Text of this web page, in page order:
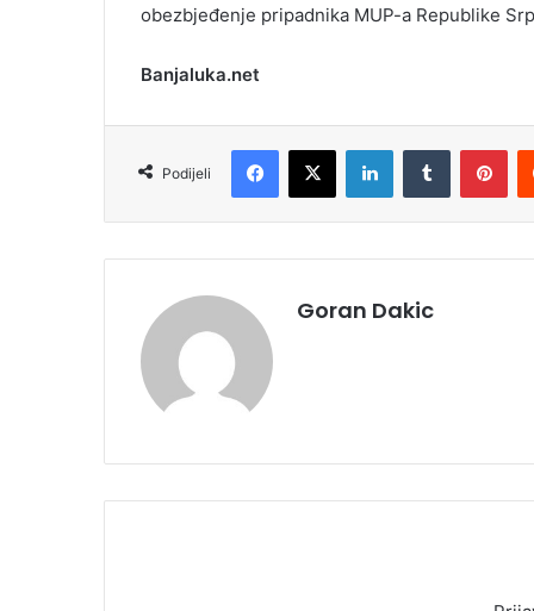
obezbjeđenje pripadnika MUP-a Republike
Banjaluka.net
Podijeli
Goran Dakic